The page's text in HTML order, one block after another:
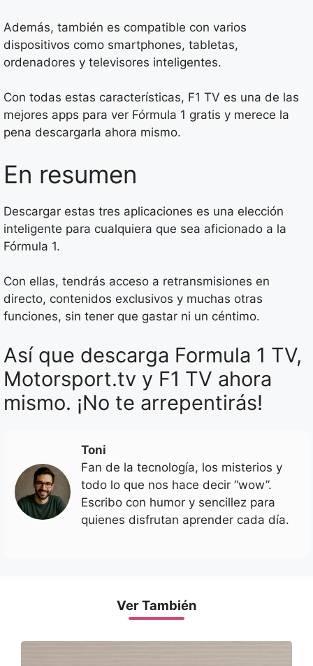
Además, también es compatible con varios
dispositivos como smartphones, tabletas,
ordenadores y televisores inteligentes.
Con todas estas características, F1 TV es una de las
mejores apps para ver Fórmula 1 gratis y merece la
pena descargarla ahora mismo.
En resumen
Descargar estas tres aplicaciones es una elección
inteligente para cualquiera que sea aficionado a la
Fórmula 1.
Con ellas, tendrás acceso a retransmisiones en
directo, contenidos exclusivos y muchas otras
funciones, sin tener que gastar ni un céntimo.
Así que descarga Formula 1 TV,
Motorsport.tv y F1 TV ahora
mismo. ¡No te arrepentirás!
Toni
Fan de la tecnología, los misterios y
todo lo que nos hace decir “wow”.
Escribo con humor y sencillez para
quienes disfrutan aprender cada día.
Ver También